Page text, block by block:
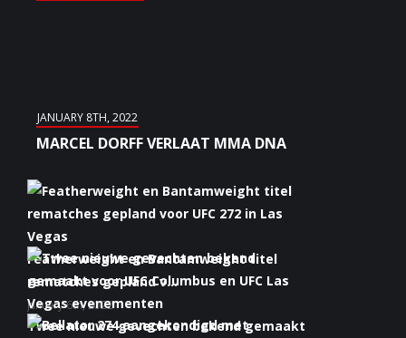
JANUARY 8TH, 2022
MARCEL DORFF VERLAAT MMA DNA
Featherweight en Bantamweight titel
rematches gepland v...
January 6th, 2022
Twee nieuwe gevechten bekend gemaakt